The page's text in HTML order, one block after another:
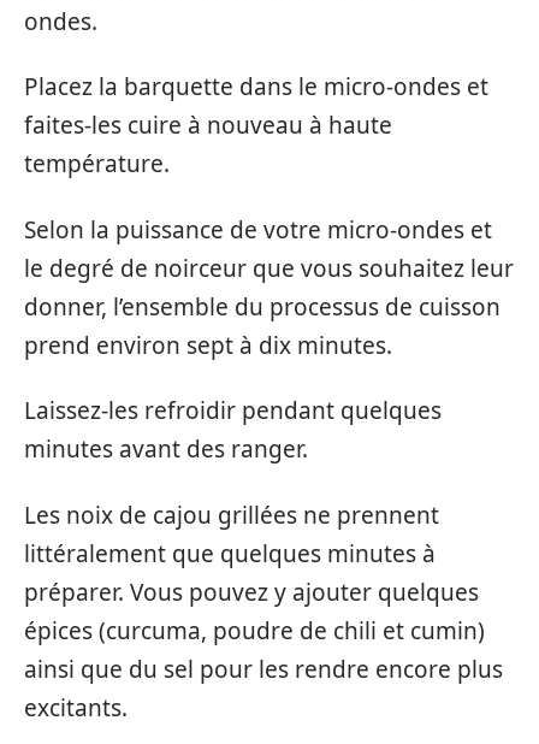
ondes.
Placez la barquette dans le micro-ondes et
faites-les cuire à nouveau à haute
température.
Selon la puissance de votre micro-ondes et
le degré de noirceur que vous souhaitez leur
donner, l’ensemble du processus de cuisson
prend environ sept à dix minutes.
Laissez-les refroidir pendant quelques
minutes avant des ranger.
Les noix de cajou grillées ne prennent
littéralement que quelques minutes à
préparer. Vous pouvez y ajouter quelques
épices (curcuma, poudre de chili et cumin)
ainsi que du sel pour les rendre encore plus
excitants.